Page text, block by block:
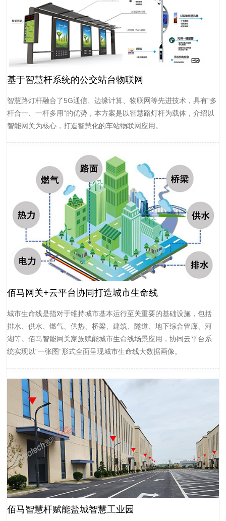
基于智慧杆系统的公交站台物联网
智慧路灯杆融合了5G通信、边缘计算、物联网等先进技术，具有“多
杆合一、一杆多用”的优势，本方案是以智慧路灯杆为载体，介绍以
智能网关为核心，打造智慧化的车站物联网应用。
佰马网关+云平台协同打造城市生命线
城市生命线是指对于维持城市基本运行至关重要的基础设施，包括
排水、供水、燃气、供热、桥梁、建筑、隧道、地下综合管廊、河
湖等。佰马智能网关家族赋能城市生命线场景应用，协同云平台系
统实现以“一张图”形式全面呈现城市生命线大数据画像。
佰马智慧杆赋能盐城智慧工业园